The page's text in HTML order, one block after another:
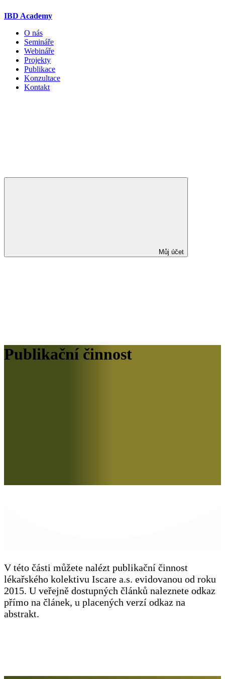
IBD Academy
O nás
Semináře
Webináře
Projekty
Publikace
Konzultace
Kontakt
Můj účet
Publikační činnost
V této části můžete nalézt publikační činnost
lékařského kolektivu Iscare a.s. evidovanou od roku
2015. U veřejně dostupných článků naleznete odkaz
přímo na článek, u placených verzí odkaz na
abstrakt.